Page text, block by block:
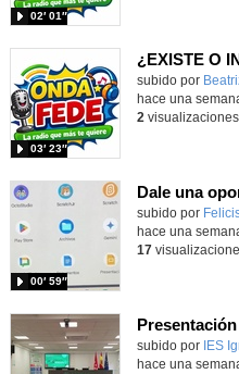
02′ 01″
¿EXISTE O
Contenido
subido por
03′ 23″
hace una
2 visualizaciones
Contenido
subido por
00′ 59″
hace una
17
Contenido
subido por IES
hace una